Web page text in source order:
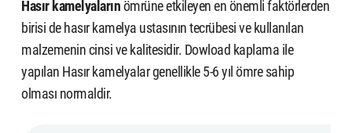
Hasır kamelyalarınömrüne etkileyen en önemli faktörlerden
birisi de hasır kamelya ustasının tecrübesi ve kullanılan
malzemenin cinsi ve kalitesidir. Dowload kaplama ile
yapılan Hasır kamelyalar genellikle 5-6 yıl ömre sahip
olması normaldir.